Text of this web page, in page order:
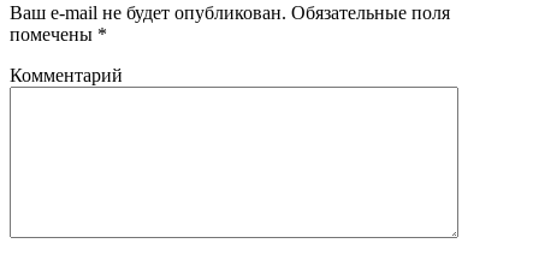
Ваш e-mail не будет опубликован. Обязательные поля
помечены *
Комментарий